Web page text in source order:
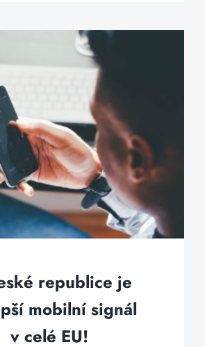
republice je
mobilní signál
v celé EU!